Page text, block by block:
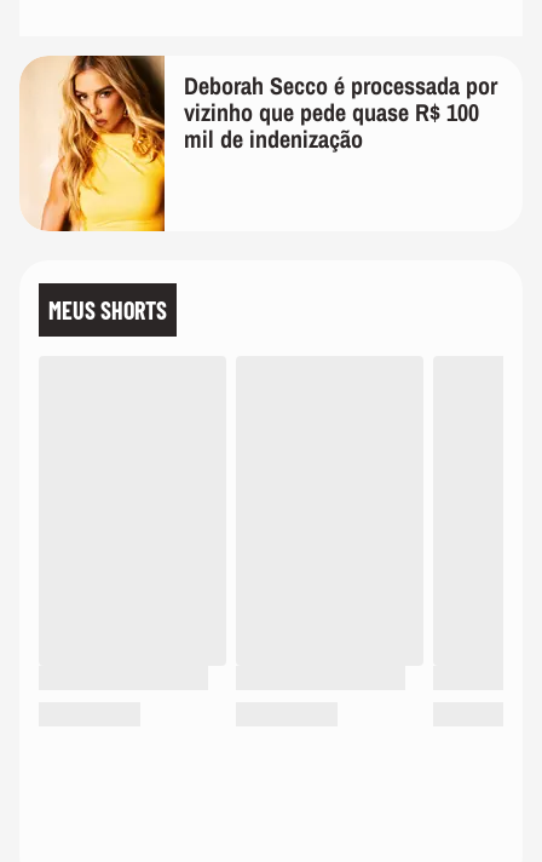
Deborah Secco é processada por
vizinho que pede quase R$ 100
mil de indenização
MEUS SHORTS